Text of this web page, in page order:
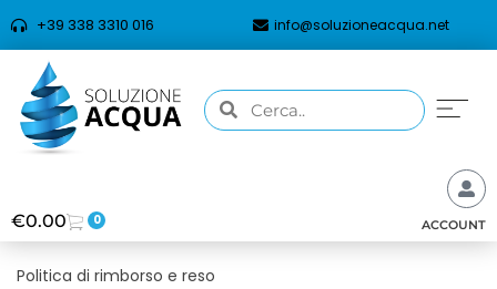
+39 338 3310 016 info@soluzioneacqua.net
€0.00 0 ACCOUNT
Politica di rimborso e reso